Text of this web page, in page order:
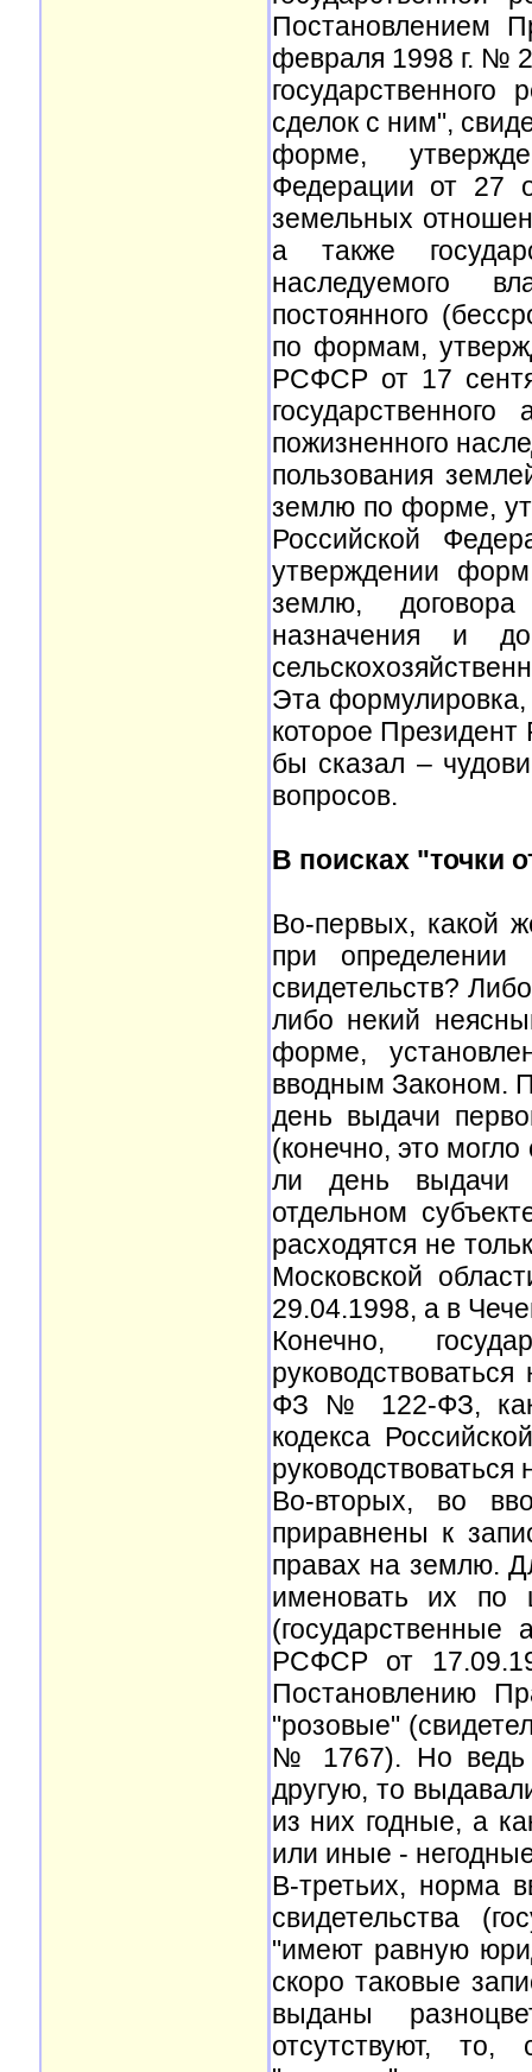
Постановлением
февраля 1998 г. №
сделок с ним",
форме,
Федерации от 27
земельных
а также
наследуемого
постоянного
по формам,
РСФСР от 17
пожизненного
пользования
землю по форме,
Российской
утверждении
землю, договора
назначения и
Эта формулировка,
которое
бы сказал –
вопросов.
В поисках "точки
Во-первых, какой
при определении
свидетельств?
либо некий
форме,
вводным Законом.
день выдачи
(конечно, это
ли день выдачи
отдельном
расходятся не
Московской
29.04.1998, а в
Конечно,
ФЗ № 122-ФЗ, как
кодекса
Во-вторых, во
приравнены к
правах на землю.
именовать их по
РСФСР от
Постановлению
"розовые"
№ 1767). Но ведь
другую, то
из них годные, а
или иные -
В-третьих, норма
свидетельства
"имеют равную
скоро таковые
выданы
отсутствуют, то,